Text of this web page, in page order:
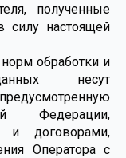
полученные
силу настоящей
обработки и
несут
Федерации,
и договорами,
Оператора с